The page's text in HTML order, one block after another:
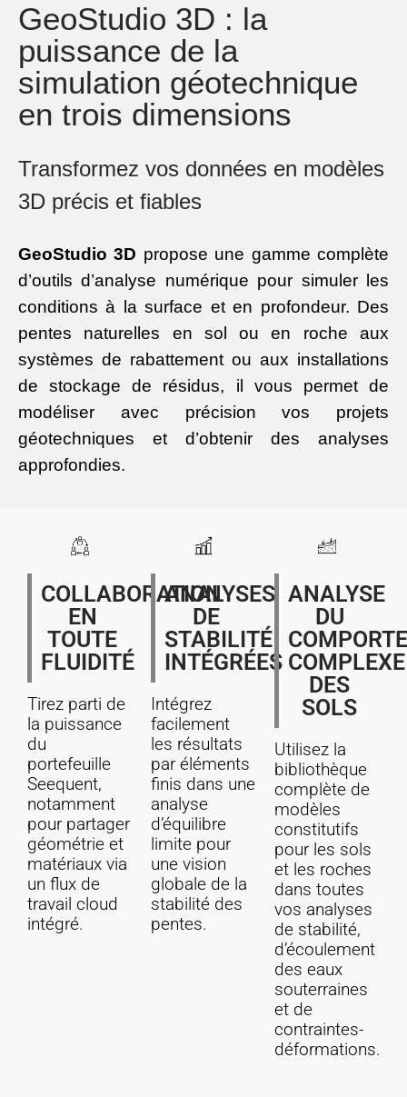
GeoStudio 3D : la
puissance de la
simulation géotechnique
en trois dimensions
Transformez vos données en modèles
3D précis et fiables
GeoStudio 3D propose une gamme complète
d’outils d’analyse numérique pour simuler les
conditions à la surface et en profondeur. Des
pentes naturelles en sol ou en roche aux
systèmes de rabattement ou aux installations
de stockage de résidus, il vous permet de
modéliser avec précision vos projets
géotechniques et d’obtenir des analyses
approfondies.
COLLABORATION
EN
TOUTE
FLUIDITÉ
Tirez parti de
la puissance
du
portefeuille
Seequent,
notamment
pour partager
géométrie et
matériaux via
un flux de
travail cloud
intégré.
ANALYSES
DE
STABILITÉ
INTÉGRÉES
Intégrez
facilement
les résultats
par éléments
finis dans une
analyse
d’équilibre
limite pour
une vision
globale de la
stabilité des
pentes.
ANALYSE
DU
COMPLEXE
DES
SOLS
Utilisez la
bibliothèque
complète de
modèles
constitutifs
pour les sols
et les roches
dans toutes
vos analyses
de stabilité,
d’écoulement
des eaux
souterraines
et de
contraintes-
déformations.